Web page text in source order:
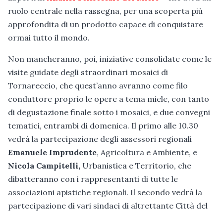
ruolo centrale nella rassegna, per una scoperta più
approfondita di un prodotto capace di conquistare
ormai tutto il mondo.
Non mancheranno, poi, iniziative consolidate come le
visite guidate degli straordinari mosaici di
Tornareccio, che quest’anno avranno come filo
conduttore proprio le opere a tema miele, con tanto
di degustazione finale sotto i mosaici, e due convegni
tematici, entrambi di domenica. Il primo alle 10.30
vedrà la partecipazione degli assessori regionali
Emanuele Imprudente, Agricoltura e Ambiente, e
Nicola Campitelli, Urbanistica e Territorio, che
dibatteranno con i rappresentanti di tutte le
associazioni apistiche regionali. Il secondo vedrà la
partecipazione di vari sindaci di altrettante Città del